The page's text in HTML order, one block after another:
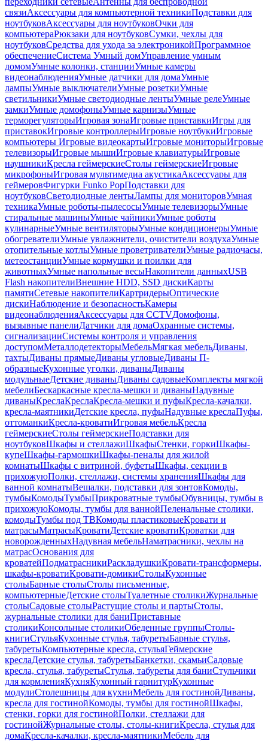
связиАксессуары для компьютерной техникиПодставки для
ноутбуковАксессуары для ноутбуковОчки для
компьютераРюкзаки для ноутбуковСумки, чехлы для
ноутбуковСредства для ухода за электроникойПрограммное
обеспечениеСистема Умный домУправление умным
домомУмные колонки, станцииУмные камеры
видеонаблюденияУмные датчики для домаУмные
лампыУмные выключателиУмные розеткиУмные
светильникиУмные светодиодные лентыУмные релеУмные
замкиУмные домофоныУмные карнизыУмные
терморегуляторыИгровая зонаИгровые приставкиИгры для
приставокИгровые контроллерыИгровые ноутбукиИгровые
компьютеры Игровые видеокартыИгровые мониторыИгровые
телевизорыИгровые мышиИгровые клавиатурыИгровые
наушникиКресла геймерскиеСтолы геймерскиеИгровые
микрофоныИгровая мультимедиа акустикаАксессуары для
геймеровФигурки Funko PopПодставки для
ноутбуковСветодиодные лентыЛампы для мониторовУмная
техникаУмные роботы-пылесосыУмные телевизорыУмные
стиральные машиныУмные чайникиУмные роботы
кулинарныеУмные вентиляторыУмные кондиционерыУмные
обогревателиУмные увлажнители, очистители воздухаУмные
отопительные котлыУмные проветривателиУмные радиочасы,
метеостанцииУмные кормушки и поилки для
животныхУмные напольные весыНакопители данныхUSB
Flash накопителиВнешние HDD, SSD дискиКарты
памятиСетевые накопителиКартридерыОптические
дискиНаблюдение и безопасностьКамеры
видеонаблюденияАксессуары для CCTVДомофоны,
вызывные панелиДатчики для домаОхранные системы,
сигнализацииСистемы контроля и управления
доступомМеталлодетекторыМебельМягкая мебельДиваны,
тахтыДиваны прямыеДиваны угловыеДиваны П-
образныеКухонные уголки, диваныДиваны
модульныеДетские диваныДиваны садовыеКомплекты мягкой
мебелиБескаркасные кресла-мешки и диваныНадувные
диваныКреслаКреслаКресла-мешки и пуфыКресла-качалки,
кресла-маятникиДетские кресла, пуфыНадувные креслаПуфы,
оттоманкиКресла-кроватиИгровая мебельКресла
геймерскиеСтолы геймерскиеПодставки для
ноутбуковШкафы и стеллажиШкафыСтенки, горкиШкафы-
купеШкафы-гармошкиШкафы-пеналы для жилой
комнатыШкафы с витриной, буфетыШкафы, секции в
прихожуюПолки, стеллажи, системы храненияШкафы для
ванной комнатыВешалки, подставки для зонтовКомоды,
тумбыКомодыТумбыПрикроватные тумбыОбувницы, тумбы в
прихожуюКомоды, тумбы для ваннойПеленальные столики,
комодыТумбы под ТВКомоды пластиковыеКровати и
матрасыМатрасыКроватиДетские кроватиКроватки для
новорожденныхНадувная мебельНаматрасники, чехлы на
матрасОснования для
кроватейПодматрасникиРаскладушкиКровати-трансформеры,
шкафы-кроватиКровати-домикиСтолыКухонные
столыБарные столыСтолы письменные,
компьютерныеДетские столыТуалетные столикиЖурнальные
столыСадовые столыРастущие столы и партыСтолы,
журнальные столики для баниПриставные
столикиКонсольные столикиОбеденные группыСтолы-
книгиСтульяКухонные стулья, табуретыБарные стулья,
табуретыКомпьютерные кресла, стульяГеймерские
креслаДетские стулья, табуретыБанкетки, скамьиСадовые
кресла, стулья, табуретыСтулья, табуреты для баниСтульчики
для кормленияКухняКухонный гарнитурКухонные
модулиСтолешницы для кухниМебель для гостинойДиваны,
кресла для гостинойКомоды, тумбы для гостинойШкафы,
стенки, горки для гостинойПолки, стеллажи для
гостинойЖурнальные столы, столы-книгиКресла, стулья для
домаКресла-качалки, кресла-маятникиМебель для